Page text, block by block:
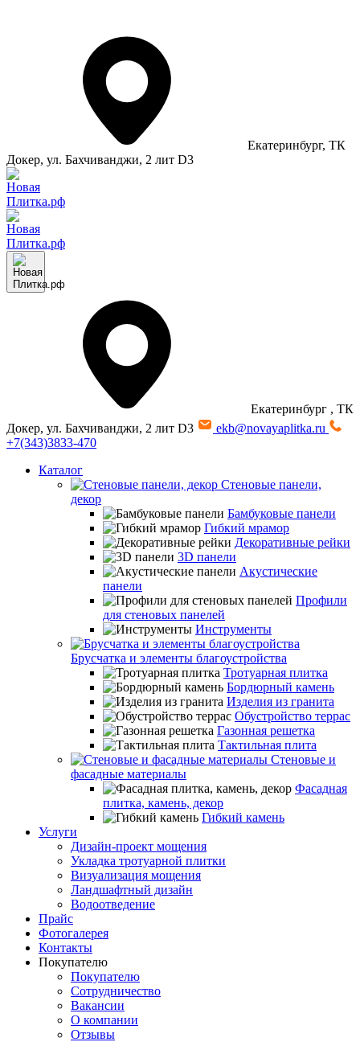
Екатеринбург, ТК
Докер, ул. Бахчиванджи, 2 лит D3
Екатеринбург , ТК
Докер, ул. Бахчиванджи, 2 лит D3
ekb@novayaplitka.ru
+7(343)3833-470
Каталог
Стеновые панели,
декор
Бамбуковые панели
Гибкий мрамор
Декоративные рейки
3D панели
Акустические
панели
Профили
для стеновых панелей
Инструменты
Брусчатка и элементы благоустройства
Тротуарная плитка
Бордюрный камень
Изделия из гранита
Обустройство террас
Газонная решетка
Тактильная плита
Стеновые и
фасадные материалы
Фасадная
плитка, камень, декор
Гибкий камень
Услуги
Дизайн-проект мощения
Укладка тротуарной плитки
Визуализация мощения
Ландшафтный дизайн
Водоотведение
Прайс
Фотогалерея
Контакты
Покупателю
Покупателю
Сотрудничество
Вакансии
О компании
Отзывы